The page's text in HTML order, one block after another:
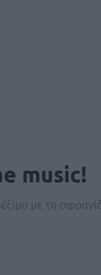
music!
με τη